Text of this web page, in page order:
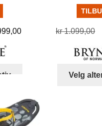
Prisområde:
flere
varianter.
kr1.099,00
Velg